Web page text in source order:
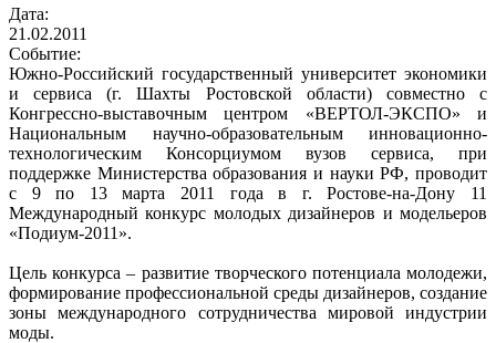
Дата:
21.02.2011
Событие:
Южно-Российский государственный университет экономики
и сервиса (г. Шахты Ростовской области) совместно с
Конгрессно-выставочным центром «ВЕРТОЛ-ЭКСПО» и
Национальным научно-образовательным инновационно-
технологическим Консорциумом вузов сервиса, при
поддержке Министерства образования и науки РФ, проводит
с 9 по 13 марта 2011 года в г. Ростове-на-Дону 11
Международный конкурс молодых дизайнеров и модельеров
«Подиум-2011».
Цель конкурса – развитие творческого потенциала молодежи,
формирование профессиональной среды дизайнеров, создание
зоны международного сотрудничества мировой индустрии
моды.